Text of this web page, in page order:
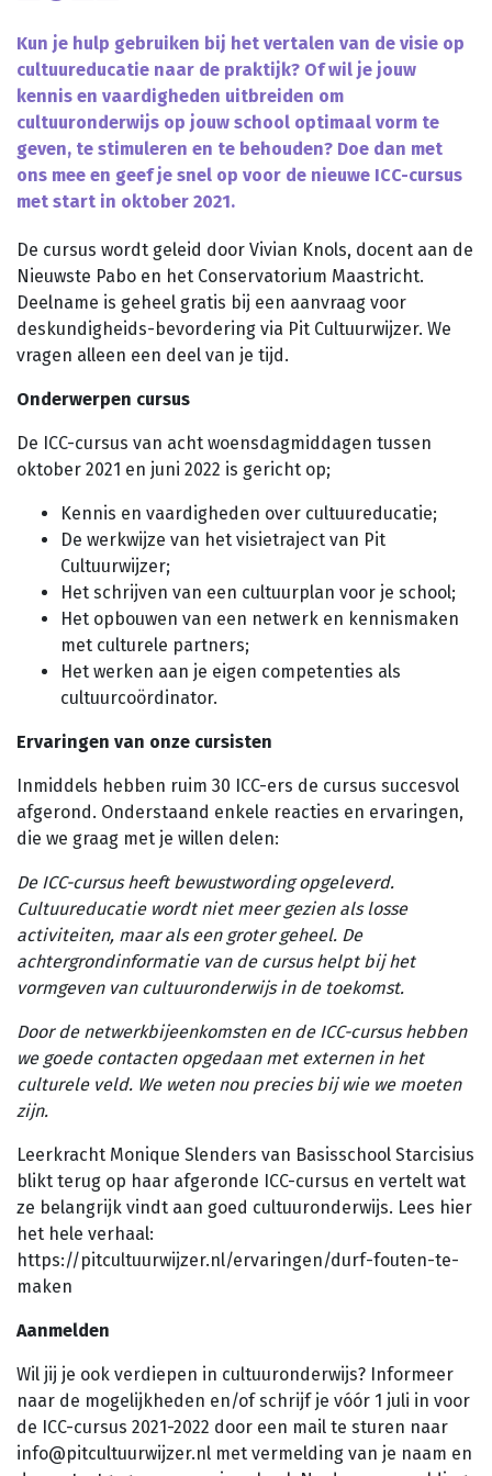
Reizen in de Tijd
Bijeenkomsten
Bibliotheken
Aanvragen klankbordgroep
Actueel
Agenda
Scholenportaal
Inspiratiewijzer
Kun je hulp gebruiken bij het vertalen van de visie op
cultuureducatie naar de praktijk? Of wil je jouw
kennis en vaardigheden uitbreiden om
cultuuronderwijs op jouw school optimaal vorm te
geven, te stimuleren en te behouden? Doe dan met
ons mee en geef je snel op voor de nieuwe ICC-cursus
met start in oktober 2021.
De cursus wordt geleid door Vivian Knols, docent aan de
Nieuwste Pabo en het Conservatorium Maastricht.
Deelname is geheel gratis bij een aanvraag voor
deskundigheids-bevordering via Pit Cultuurwijzer. We
vragen alleen een deel van je tijd.
Onderwerpen cursus
De ICC-cursus van acht woensdagmiddagen tussen
oktober 2021 en juni 2022 is gericht op;
Kennis en vaardigheden over cultuureducatie;
De werkwijze van het visietraject van Pit
Cultuurwijzer;
Het schrijven van een cultuurplan voor je school;
Het opbouwen van een netwerk en kennismaken
met culturele partners;
Het werken aan je eigen competenties als
cultuurcoördinator.
Ervaringen van onze cursisten
Inmiddels hebben ruim 30 ICC-ers de cursus succesvol
afgerond. Onderstaand enkele reacties en ervaringen,
die we graag met je willen delen:
De ICC-cursus heeft bewustwording opgeleverd.
Cultuureducatie wordt niet meer gezien als losse
activiteiten, maar als een groter geheel. De
achtergrondinformatie van de cursus helpt bij het
vormgeven van cultuuronderwijs in de toekomst.
Door de netwerkbijeenkomsten en de ICC-cursus hebben
we goede contacten opgedaan met externen in het
culturele veld. We weten nou precies bij wie we moeten
zijn.
Leerkracht Monique Slenders van Basisschool Starcisius
blikt terug op haar afgeronde ICC-cursus en vertelt wat
ze belangrijk vindt aan goed cultuuronderwijs. Lees hier
het hele verhaal:
https://pitcultuurwijzer.nl/ervaringen/durf-fouten-te-
maken
Aanmelden
Wil jij je ook verdiepen in cultuuronderwijs? Informeer
naar de mogelijkheden en/of schrijf je vóór 1 juli in voor
de ICC-cursus 2021-2022 door een mail te sturen naar
info@pitcultuurwijzer.nl met vermelding van je naam en